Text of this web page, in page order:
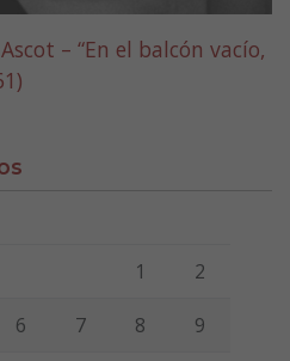
– “En el balcón vacío,
Viernes Sábado
1 2
6 7 8 9